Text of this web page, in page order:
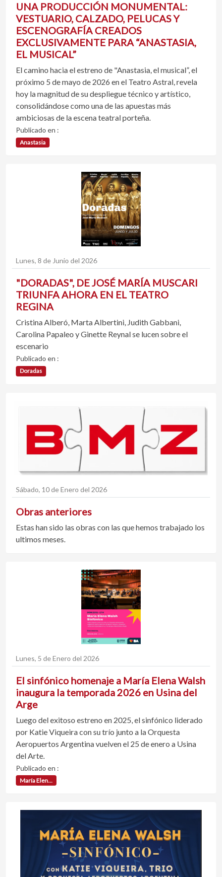
UNA PRODUCCIÓN MONUMENTAL:
VESTUARIO, CALZADO, PELUCAS Y
ESCENOGRAFÍA CREADOS
EXCLUSIVAMENTE PARA “ANASTASIA,
EL MUSICAL”
El camino hacia el estreno de "Anastasia, el musical”, el
próximo 5 de mayo de 2026 en el Teatro Astral, revela
hoy la magnitud de su despliegue técnico y artístico,
consolidándose como una de las apuestas más
ambiciosas de la escena teatral porteña.
Publicado en :
Anastasia
Lunes, 8 de Junio del 2026
"DORADAS", DE JOSÉ MARÍA MUSCARI
TRIUNFA AHORA EN EL TEATRO
REGINA
Cristina Alberó, Marta Albertini, Judith Gabbani,
Carolina Papaleo y Ginette Reynal se lucen sobre el
escenario
Publicado en :
Doradas
Sábado, 10 de Enero del 2026
Obras anteriores
Estas han sido las obras con las que hemos trabajado los
ultimos meses.
Lunes, 5 de Enero del 2026
El sinfónico homenaje a María Elena Walsh
inaugura la temporada 2026 en Usina del
Arge
Luego del exitoso estreno en 2025, el sinfónico liderado
por Katie Viqueira con su trío junto a la Orquesta
Aeropuertos Argentina vuelven el 25 de enero a Usina
del Arte.
Publicado en :
María Elen...